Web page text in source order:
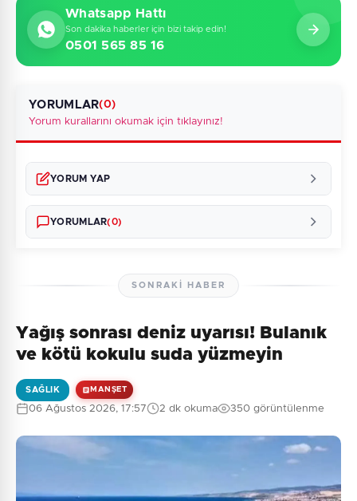
Whatsapp Hattı
Son dakika haberler için bizi takip edin!
0501 565 85 16
YORUMLAR(0)
Yorum kurallarını okumak için tıklayınız!
YORUM YAP
Güvenlik Sorusu:
YORUMLAR(0)
Henüz yorum yapılmamış. İlk yorumu siz yapın!
SONRAKI HABER
Yağış sonrası deniz uyarısı! Bulanık
ve kötü kokulu suda yüzmeyin
SAĞLIK MANŞET
06 Ağustos 2026, 17:57 2 dk okuma 350 görüntülenme